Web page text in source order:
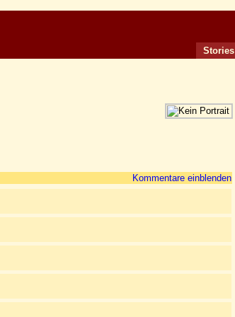
Stories
Kommentare einblenden